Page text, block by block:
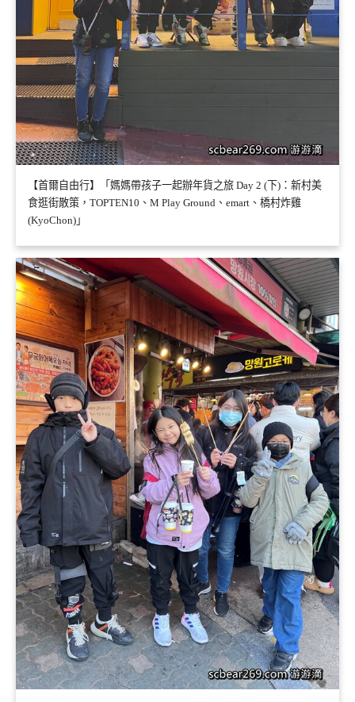
【首爾自由行】「媽媽帶孩子一起辦年貨之旅 Day 2 (下)：新村美
食逛街散策，TOPTEN10、M Play Ground、emart、橋村炸雞
(KyoChon)」